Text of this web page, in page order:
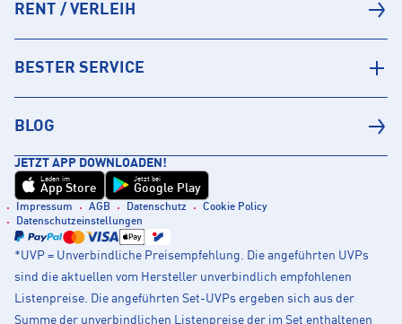
RENT / VERLEIH
BESTER SERVICE
BLOG
JETZT APP DOWNLOADEN!
Laden im
App Store
Jetzt bei
Google Play
Impressum AGB Datenschutz
Cookie Policy
Datenschutzeinstellungen
*UVP = Unverbindliche Preisempfehlung. Die angeführten UVPs
sind die aktuellen vom Hersteller unverbindlich empfohlenen
Listenpreise. Die angeführten Set-UVPs ergeben sich aus der
Summe der unverbindlichen Listenpreise der im Set enthaltenen